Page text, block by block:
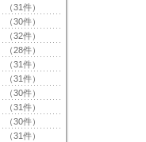
（31件）
（30件）
（32件）
（28件）
（31件）
（31件）
（30件）
（31件）
（30件）
（31件）